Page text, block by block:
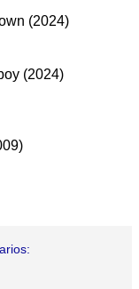
(2024)
(2024)